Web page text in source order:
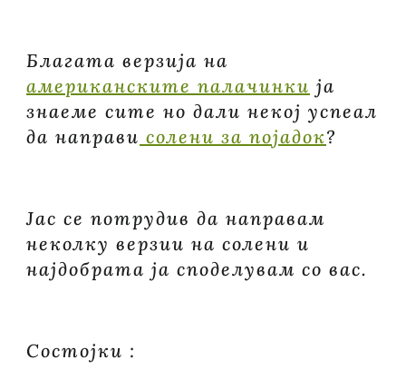
Благата верзија на
американските палачинки ја
знаеме сите но дали некој успеал
да направи солени за појадок?
Јас се потрудив да направам
неколку верзии на солени и
најдобрата ја споделувам со вас.
Состојки :